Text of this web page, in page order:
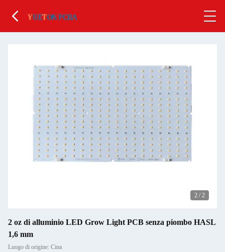
2 / 2
2 oz di alluminio LED Grow Light PCB senza piombo HASL
1,6 mm
Luogo di origine: Cina